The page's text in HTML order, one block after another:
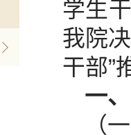
学生
我院
干部”
一
（